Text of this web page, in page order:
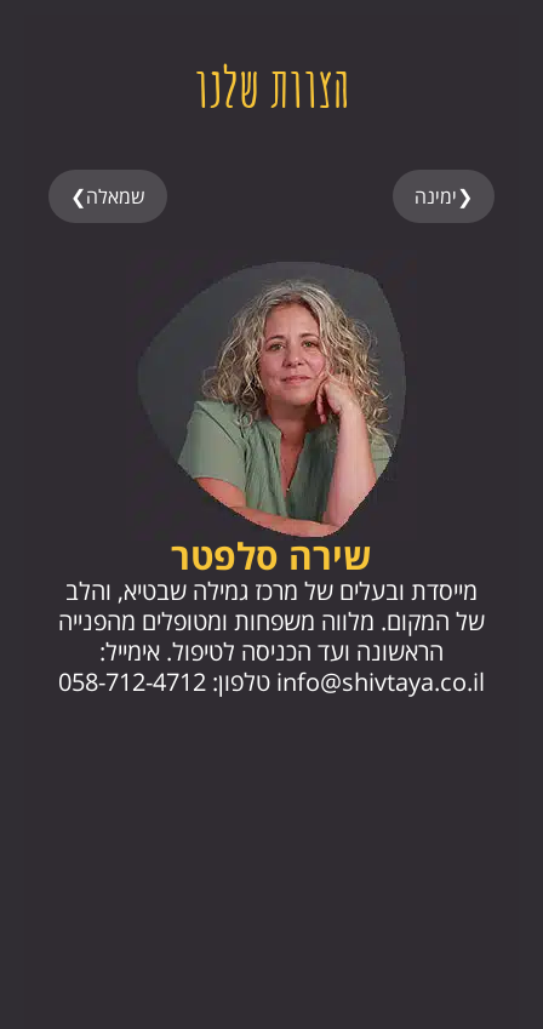
הצוות שלנו
❮ימינה שמאלה❯
שירה סלפטר
מייסדת ובעלים של מרכז גמילה שבטיא, והלב
של המקום. מלווה משפחות ומטופלים מהפנייה
הראשונה ועד הכניסה לטיפול. אימייל:
info@shivtaya.co.il טלפון: 058-712-4712